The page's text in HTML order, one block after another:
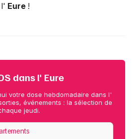
l' Eure !
dans l' Eure
votre dose hebdomadaire dans l'
événements : la sélection de
jeudi.